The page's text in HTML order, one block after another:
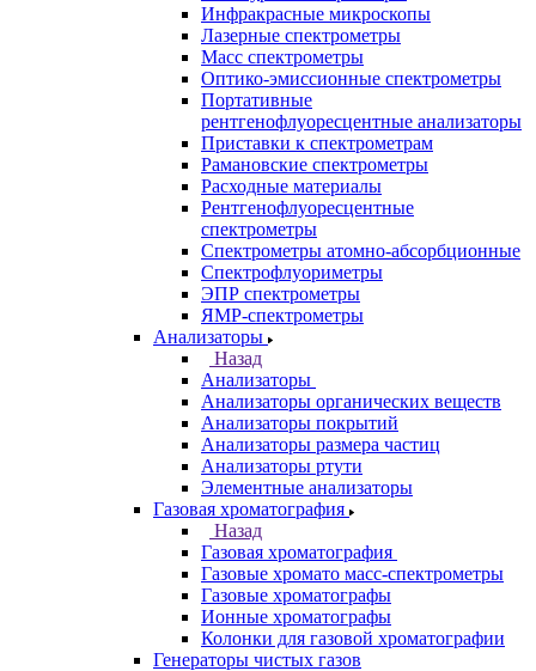
Аналитическое оборудование
Назад
Аналитическое оборудование
Спектрометры
Назад
Спектрометры
Автоматические Дозаторы
Атомно-Эмиссионные спектрометры
ВИД спектрофотометры
Дополнительное оборудование для
ААС
ИК-Фурье спектрометры
Инфракрасные микроскопы
Лазерные спектрометры
Масс спектрометры
Оптико-эмиссионные спектрометры
Портативные
рентгенофлуоресцентные анализаторы
Приставки к спектрометрам
Рамановские спектрометры
Расходные материалы
Рентгенофлуоресцентные
спектрометры
Спектрометры атомно-абсорбционные
Спектрофлуориметры
ЭПР спектрометры
ЯМР-спектрометры
Анализаторы
Назад
Анализаторы
Анализаторы органических веществ